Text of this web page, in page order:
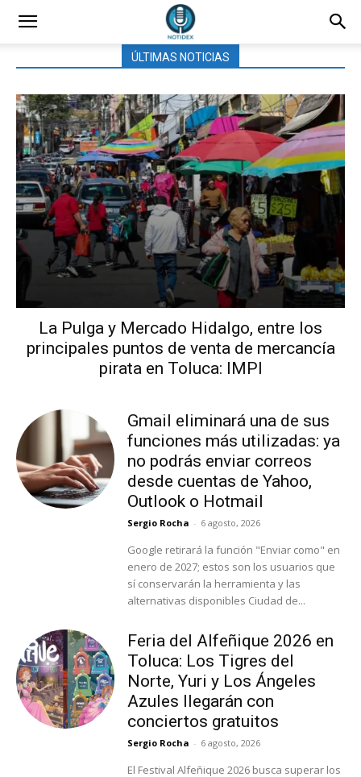
ÚLTIMAS NOTICIAS
La Pulga y Mercado Hidalgo, entre los
principales puntos de venta de mercancía
pirata en Toluca: IMPI
Gmail eliminará una de sus
funciones más utilizadas: ya
no podrás enviar correos
desde cuentas de Yahoo,
Outlook o Hotmail
Sergio Rocha - 6 agosto, 2026
Google retirará la función "Enviar como" en
enero de 2027; estos son los usuarios que
sí conservarán la herramienta y las
alternativas disponibles Ciudad de...
Feria del Alfeñique 2026 en
Toluca: Los Tigres del
Norte, Yuri y Los Ángeles
Azules llegarán con
conciertos gratuitos
Sergio Rocha - 6 agosto, 2026
El Festival Alfeñique 2026 busca superar los